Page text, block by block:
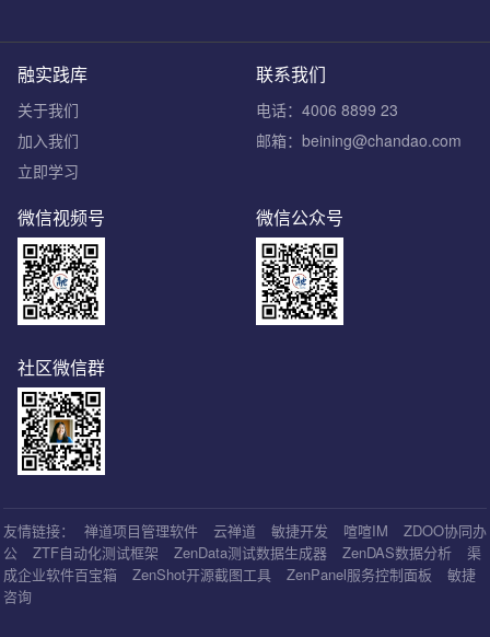
联系我们
电话：4006 8899 23
邮箱：beining@chandao.com
融实践库
关于我们
加入我们
立即学习
微信公众号
微信视频号
社区微信群
友情链接： 禅道项目管理软件 云禅道 敏捷开发 喧喧IM
ZDOO协同办
公
ZTF自动化测试框架 ZenData测试数据生成器 ZenDAS数据分析
渠
成企业软件百宝箱
ZenShot开源截图工具 ZenPanel服务控制面板
敏捷
咨询